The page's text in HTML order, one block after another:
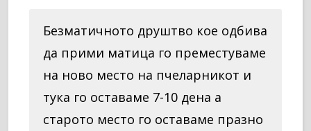
Безматичното друштво кое одбива
да прими матица го преместуваме
на ново место на пчеларникот и
тука го оставаме 7-10 дена а
старото место го оставаме празно